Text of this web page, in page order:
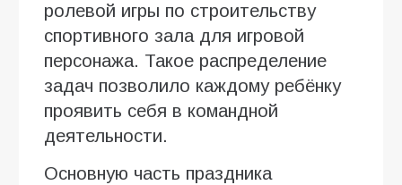
ролевой игры по строительству
спортивного зала для игровой
персонажа. Такое распределение
задач позволило каждому ребёнку
проявить себя в командной
деятельности.
Основную часть праздника